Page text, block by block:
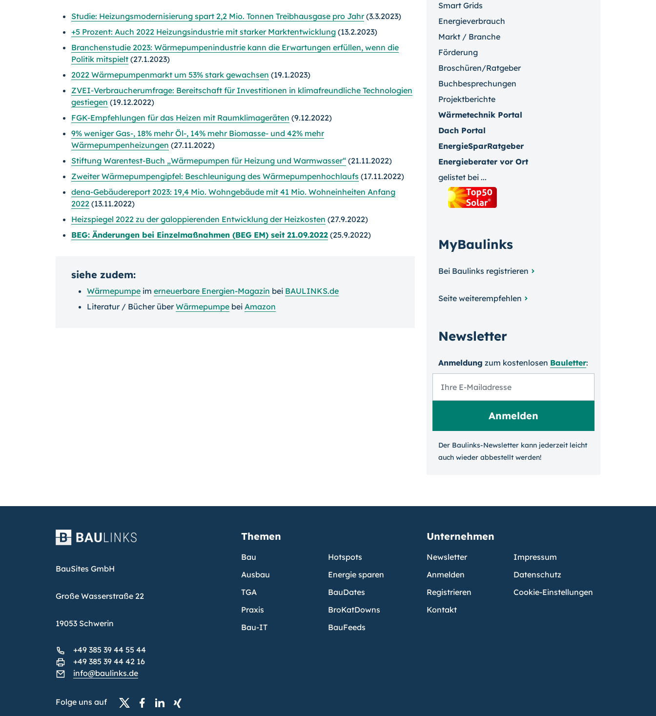
Studie: Heizungsmodernisierung spart 2,2 Mio. Tonnen Treibhausgase pro Jahr(3.3.2023)
+5 Prozent: Auch 2022 Heizungsindustrie mit starker Marktentwicklung (13.2.2023)
Branchenstudie 2023: Wärmepumpenindustrie kann die Erwartungen erfüllen, wenn die
Politik mitspielt (27.1.2023)
2022 Wärmepumpenmarkt um 53% stark gewachsen (19.1.2023)
ZVEI-Verbraucherumfrage: Bereitschaft für Investitionen in klimafreundliche Technologien
gestiegen (19.12.2022)
FGK-Empfehlungen für das Heizen mit Raumklimageräten (9.12.2022)
9% weniger Gas-, 18% mehr Öl-, 14% mehr Biomasse- und 42% mehr
Wärmepumpenheizungen (27.11.2022)
Stiftung Warentest-Buch „Wärmepumpen für Heizung und Warmwasser“ (21.11.2022)
Zweiter Wärmepumpengipfel: Beschleunigung des Wärmepumpenhochlaufs (17.11.2022)
dena-Gebäudereport 2023: 19,4 Mio. Wohngebäude mit 41 Mio. Wohneinheiten Anfang
2022 (13.11.2022)
Heizspiegel 2022 zu der galoppierenden Entwicklung der Heizkosten (27.9.2022)
BEG: Änderungen bei Einzelmaßnahmen (BEG EM) seit 21.09.2022 (25.9.2022)
siehe zudem:
Wärmepumpe im erneuerbare Energien-Magazin bei BAULINKS.de
Literatur / Bücher überWärmepumpe bei Amazon
Smart Grids
Energieverbrauch
Markt / Branche
Förderung
Broschüren/Ratgeber
Buchbesprechungen
Projektberichte
Wärmetechnik Portal
Dach Portal
EnergieSparRatgeber
Energieberater vor Ort
gelistet bei ...
MyBaulinks
Bei Baulinks registrieren
Seite weiterempfehlen
Newsletter
Anmeldung zum kosten­losen Bauletter:
Der Baulinks-Newsletter kann jeder­zeit leicht
auch wieder ab­bestellt werden!
BauSites GmbH
Große Wasserstraße 22
19053 Schwerin
+49 385 39 44 55 44
+49 385 39 44 42 16
info@baulinks.de
Folge uns auf
Themen
Bau
Ausbau
TGA
Praxis
Bau-IT
Hotspots
Energie sparen
BauDates
BroKatDowns
BauFeeds
Unternehmen
Newsletter
Anmelden
Registrieren
Kontakt
Impressum
Datenschutz
Cookie-Einstellungen